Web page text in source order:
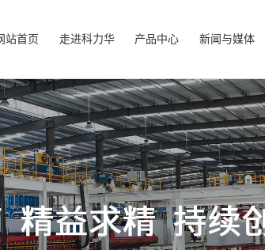
站首页 走进科力华 产品中心 新闻与媒体